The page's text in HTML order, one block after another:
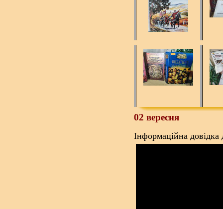
02 вересня
Інформаційна довідка